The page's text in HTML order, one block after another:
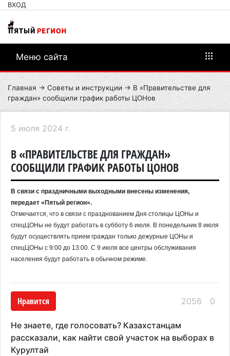
ВХОД
Меню сайта
Главная → Советы и инструкции → В «Правительстве для
граждан» сообщили график работы ЦОНов
5 июля 2024 г.
В «ПРАВИТЕЛЬСТВЕ ДЛЯ ГРАЖДАН»
СООБЩИЛИ ГРАФИК РАБОТЫ ЦОНОВ
В связи с праздничными выходными внесены изменения,
передает «Пятый регион».
Отмечается, что в связи с празднованием Дня столицы ЦОНы и
спецЦОНы не будут работать в субботу 6 июля. В понедельник 8 июля
будут осуществлять прием граждан только дежурные ЦОНы и
спецЦОНы с 9:00 до 13:00. С 9 июля все центры обслуживания
населения будут работать в обычном режиме.
Нравится 2056 0
Не знаете, где голосовать? Казахстанцам
рассказали, как найти свой участок на выборах в
Курултай